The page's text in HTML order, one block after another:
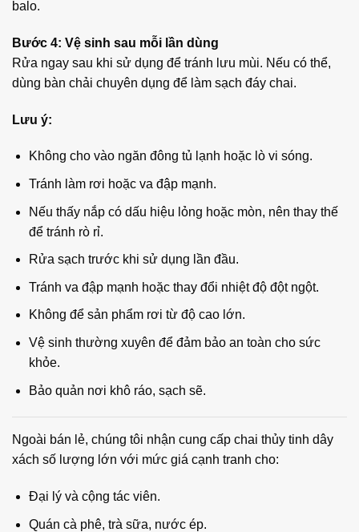
balo.
Bước 4: Vệ sinh sau mỗi lần dùng
Rửa ngay sau khi sử dụng để tránh lưu mùi. Nếu có thể,
dùng bàn chải chuyên dụng để làm sạch đáy chai.
Lưu ý:
Không cho vào ngăn đông tủ lạnh hoặc lò vi sóng.
Tránh làm rơi hoặc va đập mạnh.
Nếu thấy nắp có dấu hiệu lỏng hoặc mòn, nên thay thế
để tránh rò rỉ.
Rửa sạch trước khi sử dụng lần đầu.
Tránh va đập mạnh hoặc thay đổi nhiệt độ đột ngột.
Không để sản phẩm rơi từ độ cao lớn.
Vệ sinh thường xuyên để đảm bảo an toàn cho sức
khỏe.
Bảo quản nơi khô ráo, sạch sẽ.
Ngoài bán lẻ, chúng tôi nhận cung cấp chai thủy tinh dây
xách số lượng lớn với mức giá cạnh tranh cho:
Đại lý và cộng tác viên.
Quán cà phê, trà sữa, nước ép.